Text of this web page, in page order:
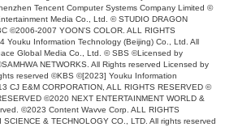
Tencent Computer Systems Company Limited ©
Media Co., Ltd. © STUDIO DRAGON
©2006-2007 YOON'S COLOR. ALL RIGHTS
Youku Information Technology (Beijing) Co., Ltd. All
Global Media Co., Ltd. © SBS ©Licensed by
NETWORKS. All Rights reserved Licensed by
reserved ©KBS ©[2023] Youku Information
CJ E&M CORPORATION, ALL RIGHTS RESERVED ©
©2020 NEXT ENTERTAINMENT WORLD &
©2023 Content Wavve Corp. ALL RIGHTS
& TECHNOLOGY CO., LTD. All rights reserved